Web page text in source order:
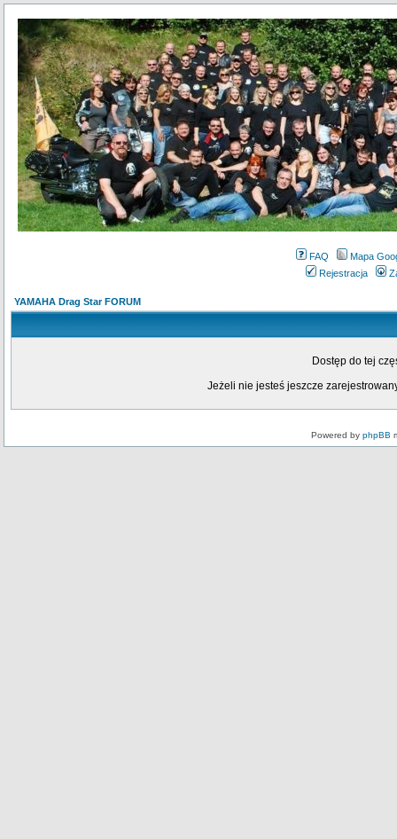
FAQ
Mapa
Rejestracja
YAMAHA Drag Star FORUM
Dostęp do tej
Jeżeli nie jesteś jeszcze
Powered by phpBB